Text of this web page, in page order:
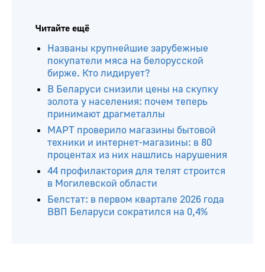
Читайте ещё
Названы крупнейшие зарубежные
покупатели мяса на белорусской
бирже. Кто лидирует?
В Беларуси снизили цены на скупку
золота у населения: почем теперь
принимают драгметаллы
МАРТ проверило магазины бытовой
техники и интернет-магазины: в 80
процентах из них нашлись нарушения
44 профилактория для телят строится
в Могилевской области
Белстат: в первом квартале 2026 года
ВВП Беларуси сократился на 0,4%